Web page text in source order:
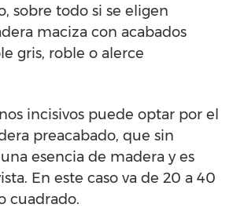
sobre todo si se eligen
maciza con acabados
gris, roble o alerce
incisivos puede optar por el
preacabado, que sin
esencia de madera y es
En este caso va de 20 a 40
cuadrado.